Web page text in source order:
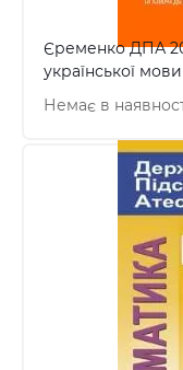
Єременко ДПА
української
Немає в